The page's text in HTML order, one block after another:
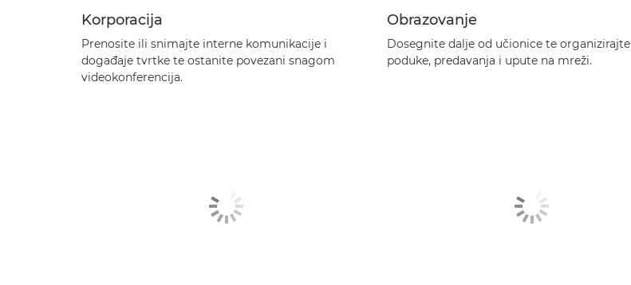
Korporacija
Prenosite ili snimajte interne komunikacije i
događaje tvrtke te ostanite povezani snagom
videokonferencija.
Obrazovanje
Dosegnite dalje od učionice te organizirajte
poduke, predavanja i upute na mreži.